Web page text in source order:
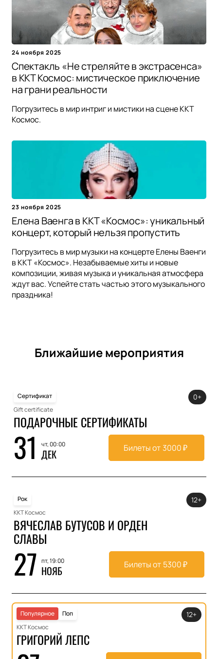
24 ноября 2025
Спектакль «Не стреляйте в экстрасенса»
в ККТ Космос: мистическое приключение
на грани реальности
Погрузитесь в мир интриг и мистики на сцене ККТ
Космос.
23 ноября 2025
Елена Ваенга в ККТ «Космос»: уникальный
концерт, который нельзя пропустить
Погрузитесь в мир музыки на концерте Елены Ваенги
в ККТ «Космос». Незабываемые хиты и новые
композиции, живая музыка и уникальная атмосфера
ждут вас. Успейте стать частью этого музыкального
праздника!
Ближайшие мероприятия
Сертификат
Gift certificate
ПОДАРОЧНЫЕ СЕРТИФИКАТЫ
31 чт, 00:00
ДЕК
0+
Билеты от 3000₽
Рок
ККТ Космос
ВЯЧЕСЛАВ БУТУСОВ И ОРДЕН
СЛАВЫ
27 пт, 19:00
НОЯБ
12+
Билеты от 5300₽
Поп
Популярное
ККТ Космос
ГРИГОРИЙ ЛЕПС
12+